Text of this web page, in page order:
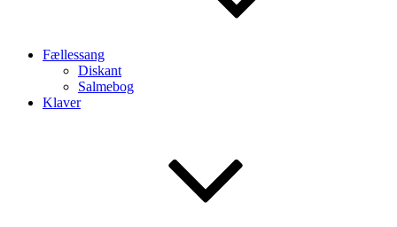
Fællessang
Diskant
Salmebog
Klaver